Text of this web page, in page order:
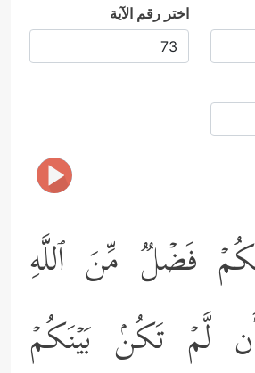
اختر رقم الآية
فَضۡلࣱ مِّنَ ٱللَّهِ
لَّمۡ تَكُنۢ بَیۡنَكُمۡ